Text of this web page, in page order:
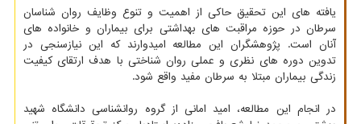
یافته های این تحقیق حاکی از اهمیت و تنوع وظایف روان شناسان
سرطان در حوزه مراقبت های بهداشتی برای بیماران و خانواده های
آنان است. پژوهشگران این مطالعه امیدوارند که این نیازسنجی در
تدوین دوره های نظری و عملی روان شناختی با هدف ارتقای کیفیت
زندگی بیماران مبتلا به سرطان مفید واقع شود.
در انجام این مطالعه، امید امانی از گروه روانشناسی دانشگاه شهید